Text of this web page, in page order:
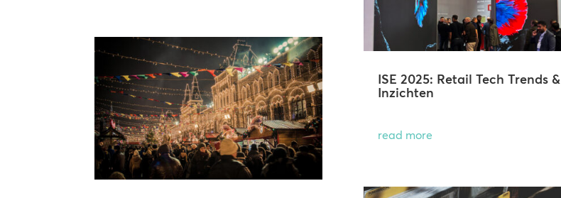
ISE 2025: Retail Tech Trends &
Inzichten
read more